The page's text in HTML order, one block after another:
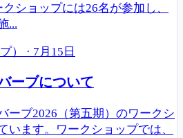
ショップには26名が参加し、
...
） · 7月15日
ーブについて
ーブ2026（第五期）のワークシ
います。ワークショップでは、